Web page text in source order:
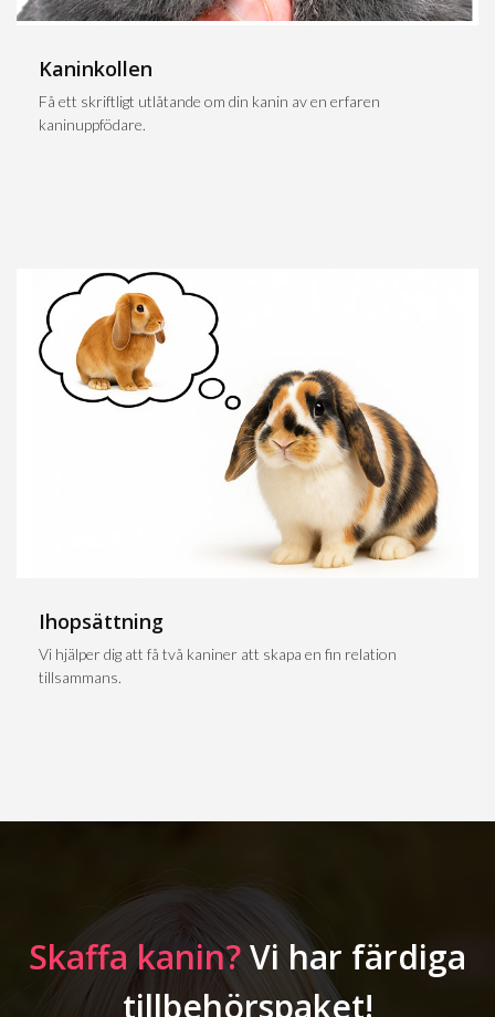
Kaninkollen
Få ett skriftligt utlåtande om din kanin av en erfaren
kaninuppfödare.
Ihopsättning
Vi hjälper dig att få två kaniner att skapa en fin relation
tillsammans.
Skaffa kanin?Vi har färdiga
tillbehörspaket!